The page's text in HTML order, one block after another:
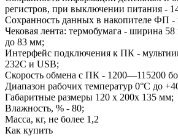
регистров, при выключении питания -
Сохранность данных в накопителе ФП -
Чековая лента: термобумага - ширина
до 83 мм;
Интерфейс подключения к ПК -
232С и USB;
Скорость обмена с ПК - 1200—115200
Диапазон рабочих температур 0°С до
Габаритные размеры 120 x 200x 135 мм;
Влажность, % - 80;
Масса, кг, не более 1,2
Как купить